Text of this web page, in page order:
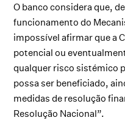
O banco considera que,
funcionamento do
impossível afirmar que a
potencial ou
qualquer risco sistémico
possa ser beneficiado,
medidas de resolução
Resolução Nacional”.